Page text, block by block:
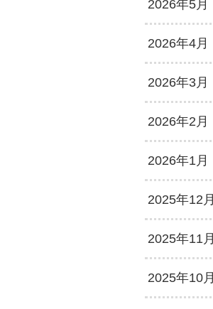
2026年5月
2026年4月
2026年3月
2026年2月
2026年1月
2025年12月
2025年11月
2025年10月